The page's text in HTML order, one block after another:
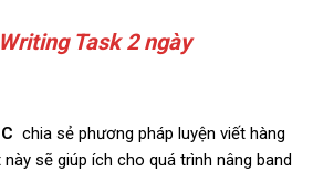
Task 2 ngày
chia sẻ phương pháp luyện viết hàng
sẽ giúp ích cho quá trình nâng band